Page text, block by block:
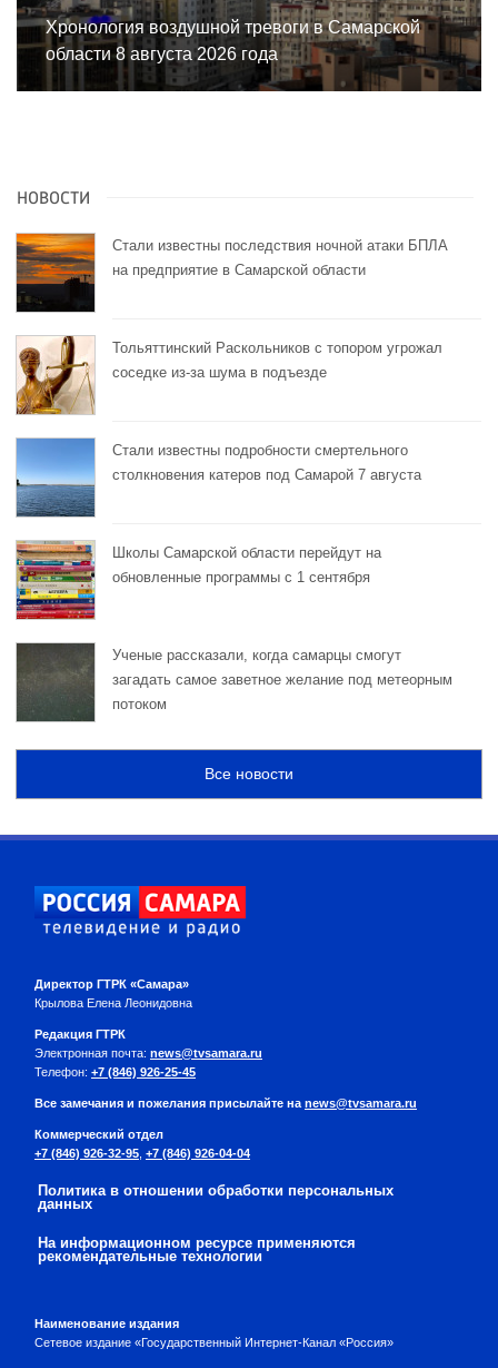
Хронология воздушной тревоги в Самарской
области 8 августа 2026 года
НОВОСТИ
Стали известны последствия ночной атаки БПЛА
на предприятие в Самарской области
Тольяттинский Раскольников с топором угрожал
соседке из-за шума в подъезде
Стали известны подробности смертельного
столкновения катеров под Самарой 7 августа
Школы Самарской области перейдут на
обновленные программы с 1 сентября
Ученые рассказали, когда самарцы смогут
загадать самое заветное желание под метеорным
потоком
Все новости
Директор ГТРК «Самара»
Крылова Елена Леонидовна
Редакция ГТРК
Электронная почта: news@tvsamara.ru
Телефон: +7 (846) 926-25-45
Все замечания и пожелания присылайте на news@tvsamara.ru
Коммерческий отдел
+7 (846) 926-32-95 +7 (846) 926-04-04
Политика в отношении обработки персональных
данных
На информационном ресурсе применяются
рекомендательные технологии
Наименование издания
Сетевое издание «Государственный Интернет-Канал «Россия»